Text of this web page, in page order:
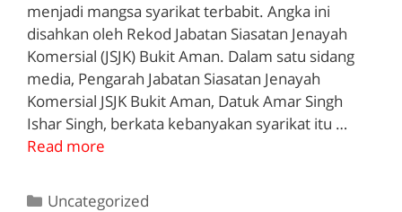
menjadi mangsa syarikat terbabit. Angka ini
disahkan oleh Rekod Jabatan Siasatan Jenayah
Komersial (JSJK) Bukit Aman. Dalam satu sidang
media, Pengarah Jabatan Siasatan Jenayah
Komersial JSJK Bukit Aman, Datuk Amar Singh
Ishar Singh, berkata kebanyakan syarikat itu …
Read more
Categories
Uncategorized